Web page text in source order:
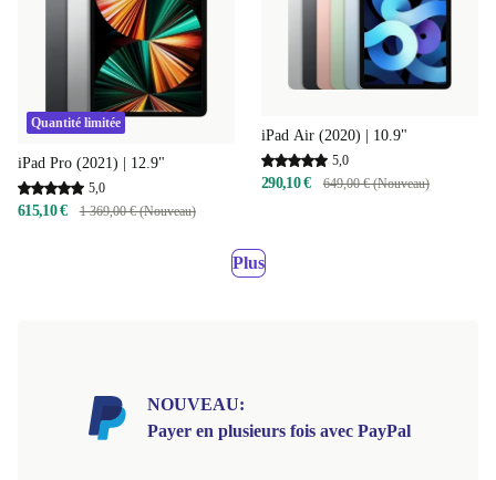
Quantité limitée
iPad Pro (2021) | 12.9"
5,0
615,10 € 1 369,00 € (Nouveau)
iPad Air (2020) | 10.9"
5,0
290,10 € 649,00 € (Nouveau)
Plus
NOUVEAU:
Payer en plusieurs fois avec PayPal